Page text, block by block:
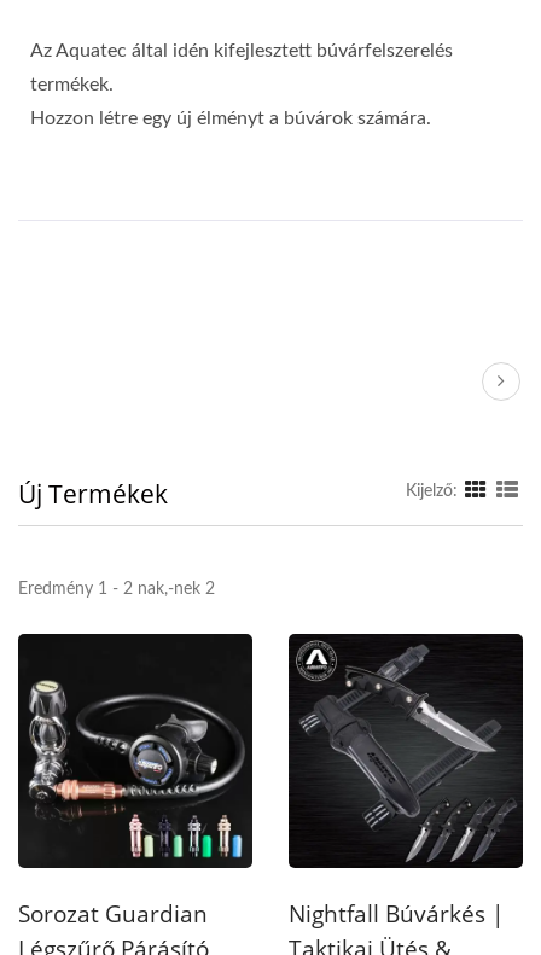
Az Aquatec által idén kifejlesztett búvárfelszerelés
termékek.
Hozzon létre egy új élményt a búvárok számára.
Új Termékek Kijelző:
Eredmény 1 - 2 nak,-nek 2
Sorozat Guardian
Nightfall Búvárkés |